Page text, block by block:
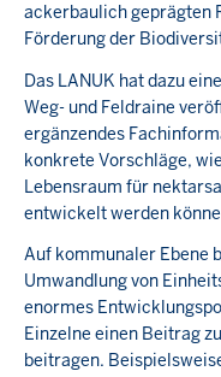
ackerbaulich geprägten
Förderung der
Das LANUK hat dazu
Weg- und Feldraine
ergänzendes
konkrete Vorschläge,
Lebensraum für
entwickelt werden
Auf kommunaler Ebene
Umwandlung von
enormes
Einzelne einen Beitrag
beitragen.